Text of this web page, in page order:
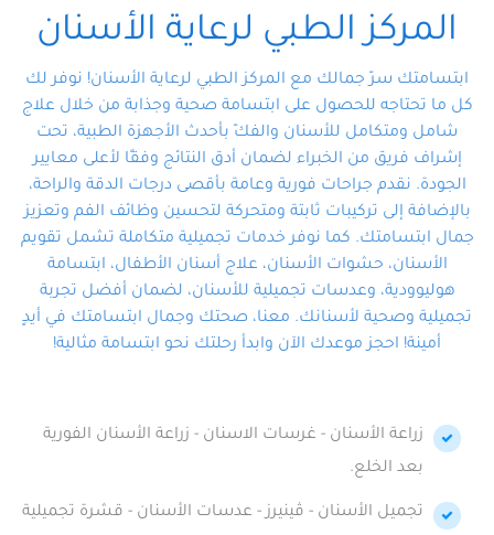
وتضمن لك حلاً شاملًا لجميع
المتخصص ذوي الخبرة، ستجد نفسك
في أيد أمينة تلبي احتياجاتك بكل
احترافية ودقة.
المركز الطبي لرعاية الأسنان
ابتسامتك سرّ جمالك مع المركز الطبي لرعاية الأسنان! نوفر لك
كل ما تحتاجه للحصول على ابتسامة صحية وجذابة من خلال علاج
شامل ومتكامل للأسنان والفكّ بأحدث الأجهزة الطبية، تحت
إشراف فريق من الخبراء لضمان أدق النتائج وفقًا لأعلى معايير
الجودة. نقدم جراحات فورية وعامة بأقصى درجات الدقة والراحة،
بالإضافة إلى تركيبات ثابتة ومتحركة لتحسين وظائف الفم وتعزيز
جمال ابتسامتك. كما نوفر خدمات تجميلية متكاملة تشمل تقويم
الأسنان، حشوات الأسنان، علاج أسنان الأطفال، ابتسامة
هوليوودية، وعدسات تجميلية للأسنان، لضمان أفضل تجربة
تجميلية وصحية لأسنانك. معنا، صحتك وجمال ابتسامتك في أيدٍ
أمينة! احجز موعدك الآن وابدأ رحلتك نحو ابتسامة مثالية!
زراعة الأسنان - غرسات الاسنان - زراعة الأسنان الفورية
بعد الخلع.
تجميل الأسنان - ڤينيرز - عدسات الأسنان - قشرة تجميلية